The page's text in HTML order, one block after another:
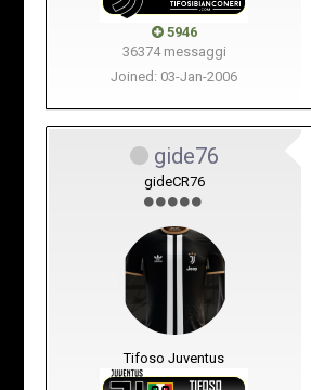
5946
36374 messaggi
Joined: 03-Jan-2006
gide76
gideCR76
Tifoso Juventus